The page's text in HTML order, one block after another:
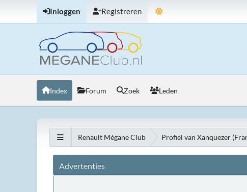
Inloggen Registreren
Index Forum Zoek Leden
Renault Mégane Club Profiel van Xanquezer
Advertenties